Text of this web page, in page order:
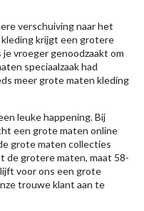
verschuiving naar het
krijgt een grotere
vroeger genoodzaakt om
speciaalzaak had
meer grote maten kleding
leuke happening. Bij
een grote maten online
grote maten collecties
de grotere maten, maat 58-
voor ons een grote
trouwe klant aan te